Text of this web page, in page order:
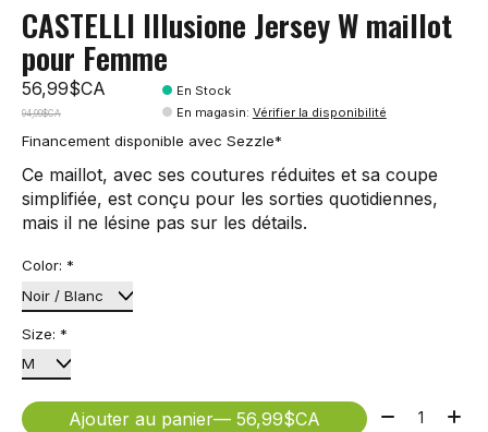
CASTELLI Illusione Jersey W maillot
pour Femme
56,99$CA
94,99$CA
En Stock
En magasin: Vérifier la disponibilité
Financement disponible avec Sezzle*
Ce maillot, avec ses coutures réduites et sa coupe
simplifiée, est conçu pour les sorties quotidiennes,
mais il ne lésine pas sur les détails.
Color: *
Size: *
Ajouter au panier — 56,99$CA Quantité: